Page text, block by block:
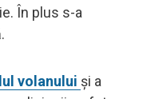
În plus s-a
volanului și a